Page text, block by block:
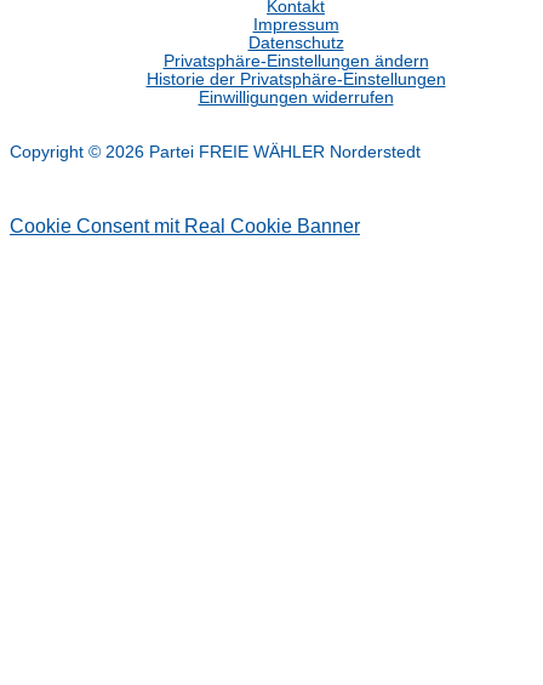
Kontakt
Impressum
Datenschutz
Privatsphäre-Einstellungen ändern
Historie der Privatsphäre-Einstellungen
Einwilligungen widerrufen
Copyright © 2026 Partei FREIE WÄHLER Norderstedt
Cookie Consent mit Real Cookie Banner